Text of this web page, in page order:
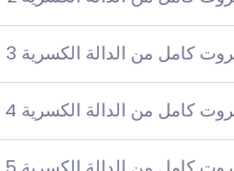
كامل من الدالة الكسرية 3
كامل من الدالة الكسرية 4